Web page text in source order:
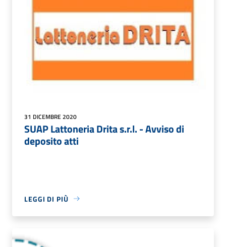
31 DICEMBRE 2020
SUAP Lattoneria Drita s.r.l. - Avviso di
deposito atti
LEGGI DI PIÙ